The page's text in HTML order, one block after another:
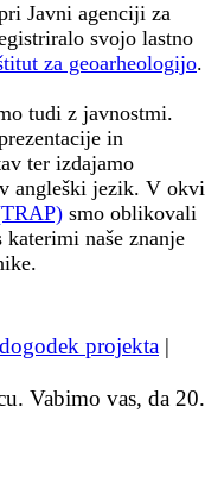
Javni agenciji za
svojo lastno
za geoarheologijo.
tudi z javnostmi.
in
ter izdajamo
angleški jezik. V
smo oblikovali
naše znanje
projekta |
Vabimo vas, da